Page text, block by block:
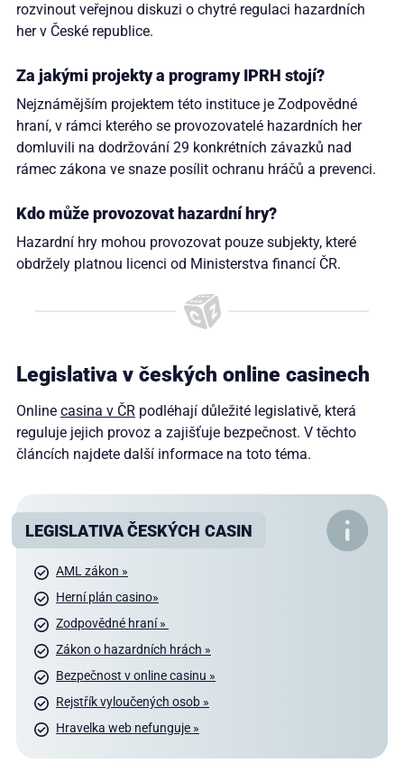
rozvinout veřejnou diskuzi o chytré regulaci hazardních
her v České republice.
Za jakými projekty a programy IPRH stojí?
Nejznámějším projektem této instituce je Zodpovědné
hraní, v rámci kterého se provozovatelé hazardních her
domluvili na dodržování 29 konkrétních závazků nad
rámec zákona ve snaze posílit ochranu hráčů a prevenci.
Kdo může provozovat hazardní hry?
Hazardní hry mohou provozovat pouze subjekty, které
obdržely platnou licenci od Ministerstva financí ČR.
Legislativa v českých online casinech
Online casina v ČR podléhají důležité legislativě, která
reguluje jejich provoz a zajišťuje bezpečnost. V těchto
článcích najdete další informace na toto téma.
LEGISLATIVA ČESKÝCH CASIN
AML zákon »
Herní plán casino»
Zodpovědné hraní »
Zákon o hazardních hrách »
Bezpečnost v online casinu »
Rejstřík vyloučených osob »
Hravelka web nefunguje »